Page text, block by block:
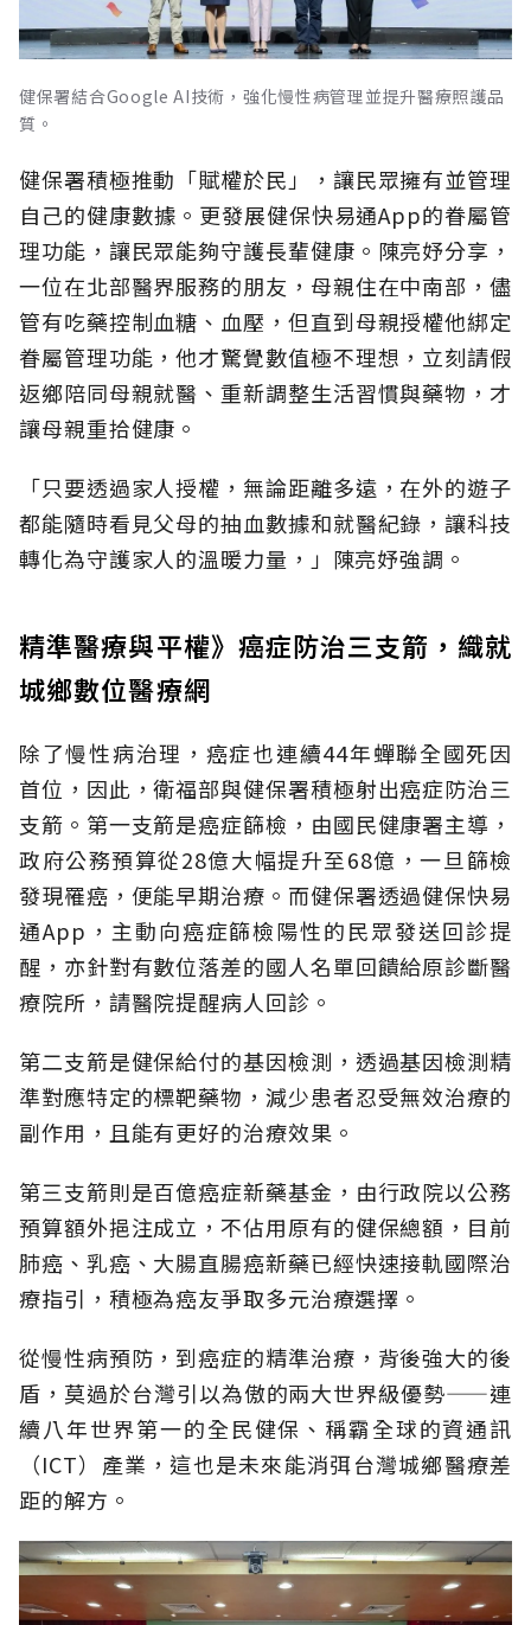
健保署結合Google AI技術，強化慢性病管理並提升醫療照護品
質。
健保署積極推動「賦權於民」，讓民眾擁有並管理
自己的健康數據。更發展健保快易通App的眷屬管
理功能，讓民眾能夠守護長輩健康。陳亮妤分享，
一位在北部醫界服務的朋友，母親住在中南部，儘
管有吃藥控制血糖、血壓，但直到母親授權他綁定
眷屬管理功能，他才驚覺數值極不理想，立刻請假
返鄉陪同母親就醫、重新調整生活習慣與藥物，才
讓母親重拾健康。
「只要透過家人授權，無論距離多遠，在外的遊子
都能隨時看見父母的抽血數據和就醫紀錄，讓科技
轉化為守護家人的溫暖力量，」陳亮妤強調。
精準醫療與平權》癌症防治三支箭，織就
城鄉數位醫療網
除了慢性病治理，癌症也連續44年蟬聯全國死因
首位，因此，衛福部與健保署積極射出癌症防治三
支箭。第一支箭是癌症篩檢，由國民健康署主導，
政府公務預算從28億大幅提升至68億，一旦篩檢
發現罹癌，便能早期治療。而健保署透過健保快易
通App，主動向癌症篩檢陽性的民眾發送回診提
醒，亦針對有數位落差的國人名單回饋給原診斷醫
療院所，請醫院提醒病人回診。
第二支箭是健保給付的基因檢測，透過基因檢測精
準對應特定的標靶藥物，減少患者忍受無效治療的
副作用，且能有更好的治療效果。
第三支箭則是百億癌症新藥基金，由行政院以公務
預算額外挹注成立，不佔用原有的健保總額，目前
肺癌、乳癌、大腸直腸癌新藥已經快速接軌國際治
療指引，積極為癌友爭取多元治療選擇。
從慢性病預防，到癌症的精準治療，背後強大的後
盾，莫過於台灣引以為傲的兩大世界級優勢——連
續八年世界第一的全民健保、稱霸全球的資通訊
（ICT）產業，這也是未來能消弭台灣城鄉醫療差
距的解方。